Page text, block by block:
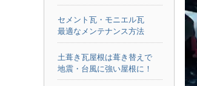
セメント瓦・モニエル瓦
最適なメンテナンス方法
土葺き瓦屋根は葺き替えで
地震・台風に強い屋根に！